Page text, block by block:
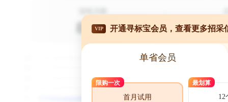
VIP 开通寻标宝会员，查看更多招采
单省会员
限购一次
首月试用
最划算
12